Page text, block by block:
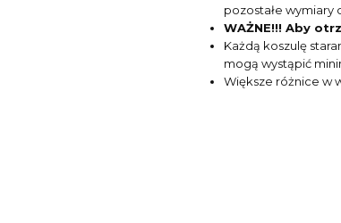
pozostałe wymiary
WAŻNE!!! Aby
Każdą koszulę
mogą wystąpić
Większe różnice w